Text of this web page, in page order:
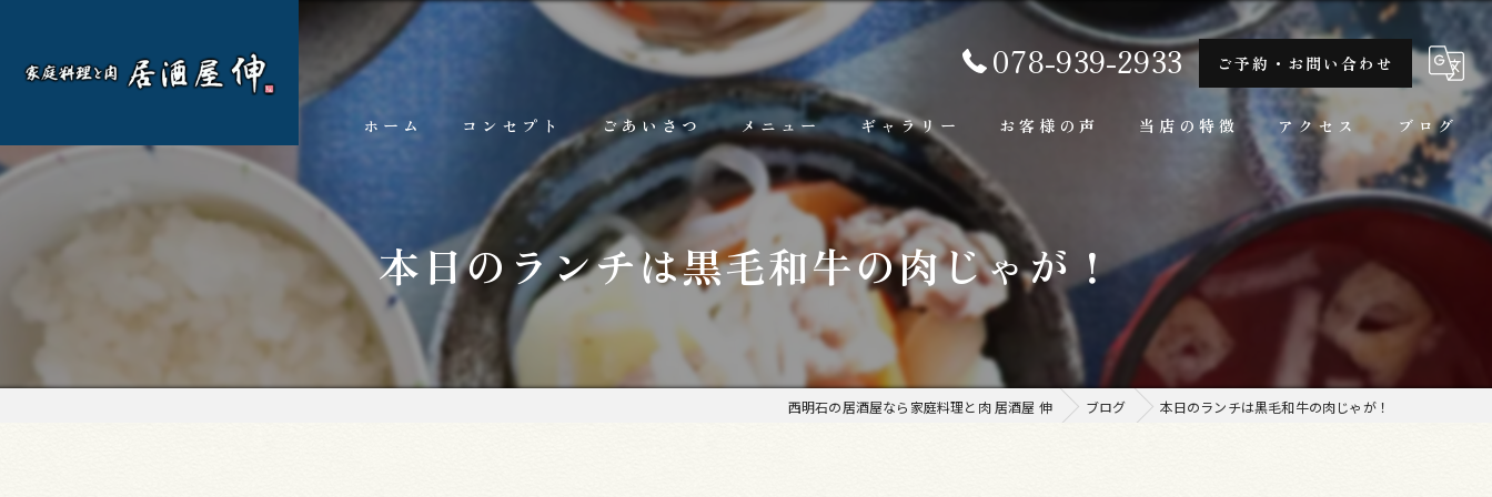
078-939-2933 ご予約・お問い合わせ
ホーム コンセプト ごあいさつ メニュー
ランチ
お料理
お飲み物
ギャラリー お客様の声 当店の特徴
一人
ランチ
家庭料理
アクセス ブログ
本日のランチは黒毛和牛の肉じゃが！
西明石の居酒屋なら家庭料理と肉 居酒屋 伸 ブログ 本日のランチは黒毛和牛の肉じゃが！